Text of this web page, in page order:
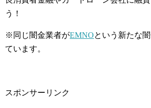
う！
※同じ闇金業者がEMNOという新たな
ています。
スポンサーリンク